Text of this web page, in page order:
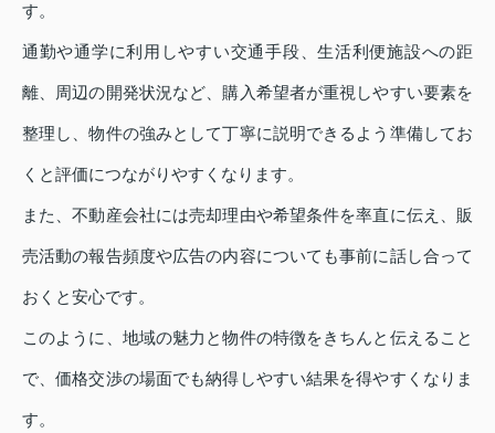
す。
通勤や通学に利用しやすい交通手段、生活利便施設への距
離、周辺の開発状況など、購入希望者が重視しやすい要素を
整理し、物件の強みとして丁寧に説明できるよう準備してお
くと評価につながりやすくなります。
また、不動産会社には売却理由や希望条件を率直に伝え、販
売活動の報告頻度や広告の内容についても事前に話し合って
おくと安心です。
このように、地域の魅力と物件の特徴をきちんと伝えること
で、価格交渉の場面でも納得しやすい結果を得やすくなりま
す。